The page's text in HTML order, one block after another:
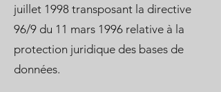
juillet 1998 transposant la directive
96/9 du 11 mars 1996 relative à la
protection juridique des bases de
données.